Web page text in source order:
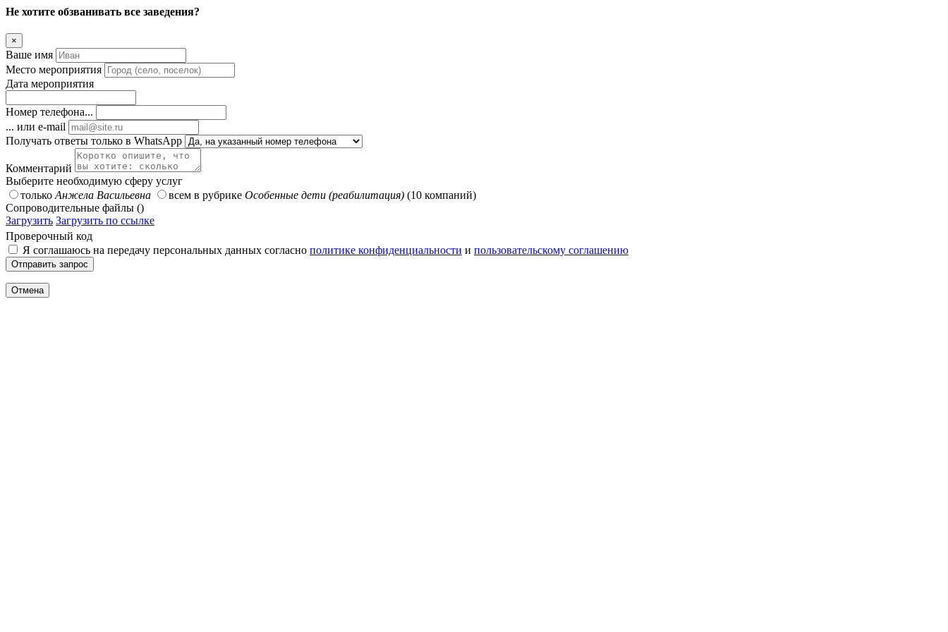
Не хотите обзванивать все заведения?
×
Ваше имя
Место мероприятия
Дата мероприятия
Номер телефона...
... или e-mail
Получать ответы только в WhatsApp
Комментарий
Выберите необходимую сферу услуг
только Анжела Васильевна всем в рубрике Особенные дети (реабилитация) (10 компаний)
Сопроводительные файлы ()
Загрузить Загрузить по ссылке
Проверочный код
Я соглашаюсь на передачу персональных данных согласно политике конфиденциальности и пользовательскому соглашению
Отправить запрос
Отмена